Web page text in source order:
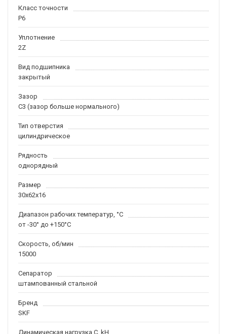
Класс точности
P6
Уплотнение
2Z
Вид подшипника
закрытый
Зазор
C3 (зазор больше нормального)
Тип отверстия
цилиндрическое
Рядность
однорядный
Размер
30x62x16
Диапазон рабочих температур, °C
от -30° до +150°C
Скорость, об/мин
15000
Сепаратор
штампованный стальной
Бренд
SKF
Динамическая нагрузка C, kН